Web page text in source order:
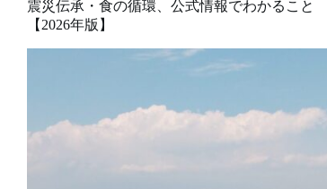
震災伝承・食の循環、公式情報でわかること
【2026年版】